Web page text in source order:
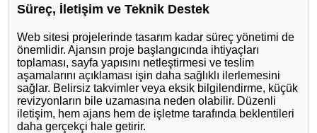
Süreç, İletişim ve Teknik Destek
Web sitesi projelerinde tasarım kadar süreç yönetimi de
önemlidir. Ajansın proje başlangıcında ihtiyaçları
toplaması, sayfa yapısını netleştirmesi ve teslim
aşamalarını açıklaması işin daha sağlıklı ilerlemesini
sağlar. Belirsiz takvimler veya eksik bilgilendirme, küçük
revizyonların bile uzamasına neden olabilir. Düzenli
iletişim, hem ajans hem de işletme tarafında beklentileri
daha gerçekçi hale getirir.